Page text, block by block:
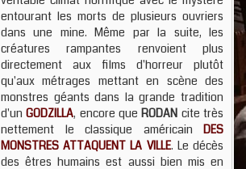
entourant les morts de plusieurs ouvriers
dans une mine. Même par la suite, les
créatures rampantes renvoient plus
directement aux films d'horreur plutôt
qu'aux métrages mettant en scène des
monstres géants dans la grande tradition
d'unGODZILLA, encore queRODAN cite très
nettement le classique américain DES
MONSTRES ATTAQUENT LA VILLE. Le décès
des êtres humains est aussi bien mis en